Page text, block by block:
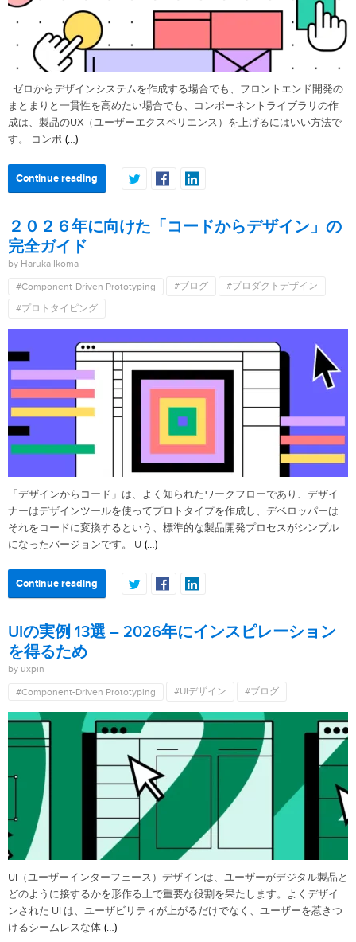
ゼロからデザインシステムを作成する場合でも、フロントエンド開発の
まとまりと一貫性を高めたい場合でも、コンポーネントライブラリの作
成は、製品のUX（ユーザーエクスペリエンス）を上げるにはいい方法で
す。 コンポ (…)
Continue reading
２０２６年に向けた「コードからデザイン」の
完全ガイド
by Haruka Ikoma
#Component-Driven Prototyping #ブログ
#プロダクトデザイン
#プロトタイピング
「デザインからコード」は、よく知られたワークフローであり、デザイ
ナーはデザインツールを使ってプロトタイプを作成し、デベロッパーは
それをコードに変換するという、標準的な製品開発プロセスがシンプル
になったバージョンです。 U (…)
Continue reading
UIの実例 13選 – 2026年にインスピレーション
を得るため
by uxpin
#Component-Driven Prototyping #UIデザイン #ブログ
UI（ユーザーインターフェース）デザインは、ユーザーがデジタル製品と
どのように接するかを形作る上で重要な役割を果たします。よくデザイ
ンされた UI は、ユーザビリティが上がるだけでなく、ユーザーを惹きつ
けるシームレスな体 (…)